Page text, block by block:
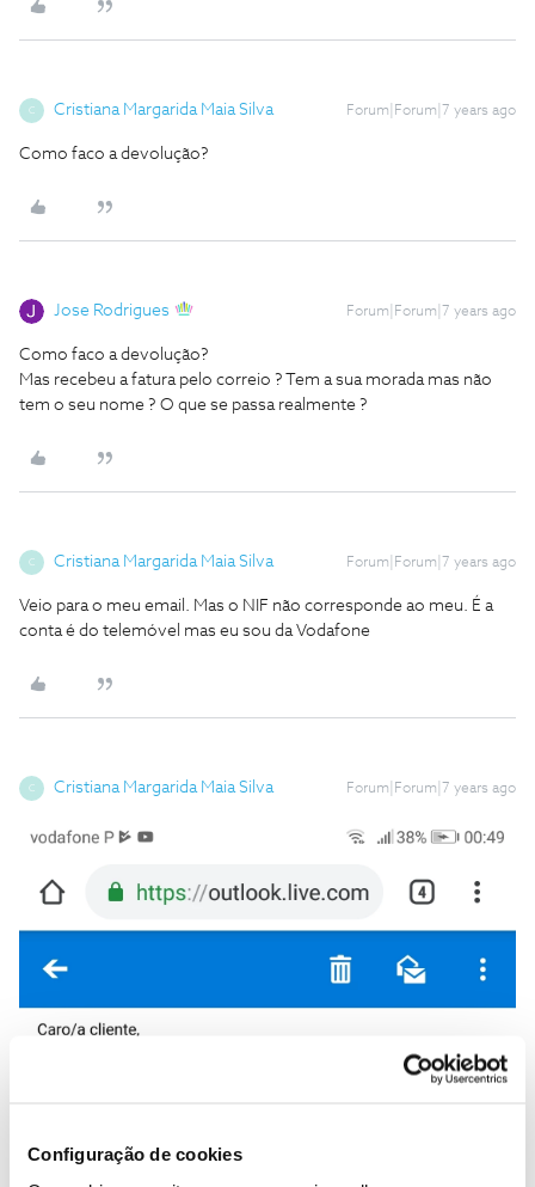
Configuração de cookies
C Cristiana Margarida Maia Silva Forum|Forum|7 years ago
Como faco a devolução?
Jose Rodrigues Forum|Forum|7 years ago
Como faco a devolução?
Mas recebeu a fatura pelo correio ? Tem a sua morada mas não
tem o seu nome ? O que se passa realmente ?
C Cristiana Margarida Maia Silva Forum|Forum|7 years ago
Veio para o meu email. Mas o NIF não corresponde ao meu. É a
conta é do telemóvel mas eu sou da Vodafone
C Cristiana Margarida Maia Silva Forum|Forum|7 years ago